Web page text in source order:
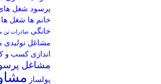
پرسود شغل
خانم ها شغل
خانگی صادرات تن
مشاغل تولیدی
اندازی کسب و
مشاغل
پولساز